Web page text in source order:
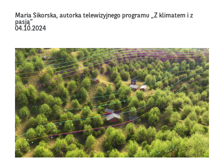
Maria Sikorska, autorka telewizyjnego programu „Z klimatem i z
pasją”
04.10.2024